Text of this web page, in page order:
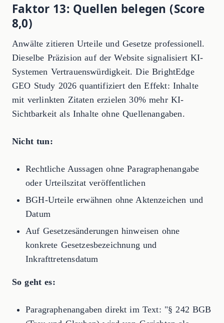
Faktor 13: Quellen belegen (Score
8,0)
Anwälte zitieren Urteile und Gesetze professionell.
Dieselbe Präzision auf der Website signalisiert KI-
Systemen Vertrauenswürdigkeit. Die BrightEdge
GEO Study 2026 quantifiziert den Effekt: Inhalte
mit verlinkten Zitaten erzielen 30% mehr KI-
Sichtbarkeit als Inhalte ohne Quellenangaben.
Nicht tun:
Rechtliche Aussagen ohne Paragraphenangabe
oder Urteilszitat veröffentlichen
BGH-Urteile erwähnen ohne Aktenzeichen und
Datum
Auf Gesetzesänderungen hinweisen ohne
konkrete Gesetzesbezeichnung und
Inkrafttretensdatum
So geht es:
Paragraphenangaben direkt im Text: "§ 242 BGB